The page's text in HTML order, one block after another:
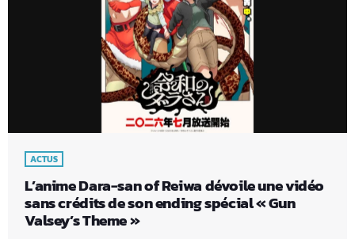
ACTUS
L’anime Dara-san of Reiwa dévoile une vidéo
sans crédits de son ending spécial « Gun
Valsey’s Theme »